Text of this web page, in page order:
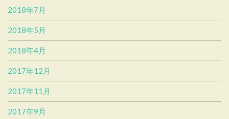
2018年7月
2018年5月
2018年4月
2017年12月
2017年11月
2017年9月